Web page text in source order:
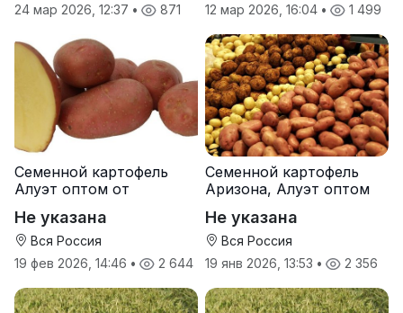
24 мар 2026, 12:37 • 871
12 мар 2026, 16:04 • 1 499
Семенной картофель
Алуэт оптом от
Не указана
Вся Россия
19 фев 2026, 14:46 • 2 644
Семенной картофель
Аризона, Алуэт оптом
Не указана
Вся Россия
19 янв 2026, 13:53 • 2 356